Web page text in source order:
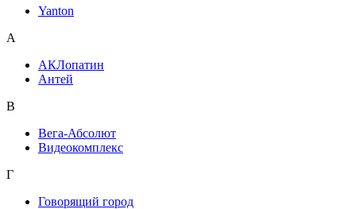
Yanton
А
АКЛопатин
Антей
В
Вега-Абсолют
Видеокомплекс
Г
Говорящий город